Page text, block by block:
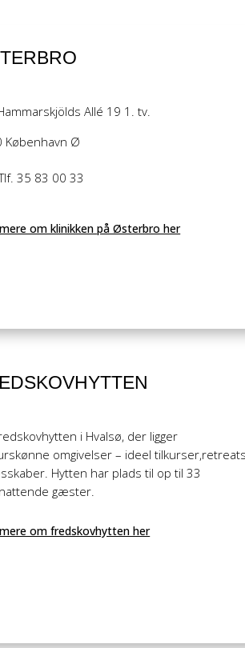
Allé 19 1. tv.
København Ø
35 83 00 33
om klinikken på Østerbro her
i Hvalsø, der ligger
omgivelser – ideel
Hytten har plads til op til 33
gæster.
om fredskovhytten her